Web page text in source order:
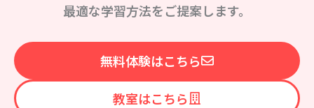
最適な学習方法をご提案します。
無料体験はこちら
教室はこちら